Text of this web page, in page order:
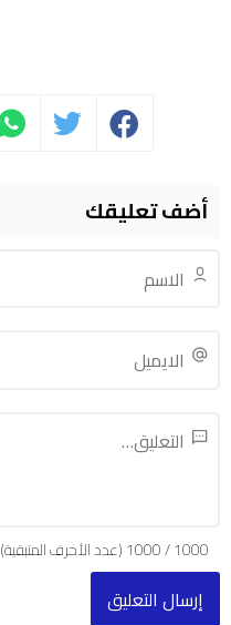
أضف تعليقك
1000
/
1000(عدد الأحرف المتبقية)